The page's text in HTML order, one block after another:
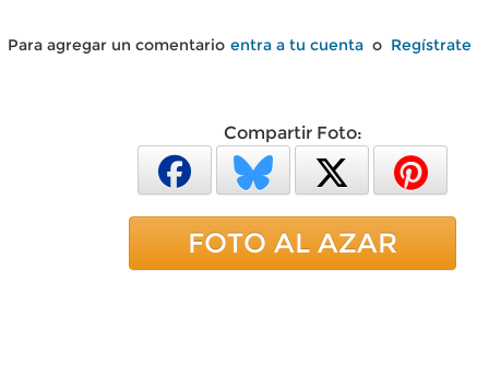
Para agregar un comentario entra a tu cuenta o Regístrate
Compartir Foto:
FOTO AL AZAR